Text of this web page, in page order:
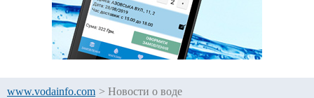
www.vodainfo.com > Новости о воде